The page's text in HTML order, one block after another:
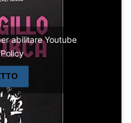
abilitare Youtube